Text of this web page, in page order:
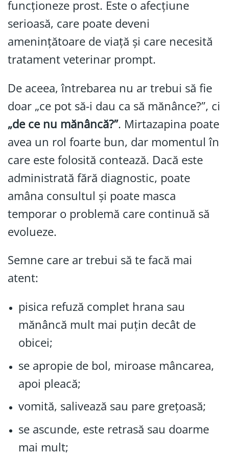
funcționeze prost. Este o afecțiune
serioasă, care poate deveni
amenințătoare de viață și care necesită
tratament veterinar prompt.
De aceea, întrebarea nu ar trebui să fie
doar „ce pot să-i dau ca să mănânce?”, ci
„de ce nu mănâncă?”. Mirtazapina poate
avea un rol foarte bun, dar momentul în
care este folosită contează. Dacă este
administrată fără diagnostic, poate
amâna consultul și poate masca
temporar o problemă care continuă să
evolueze.
Semne care ar trebui să te facă mai
atent:
pisica refuză complet hrana sau
mănâncă mult mai puțin decât de
obicei;
se apropie de bol, miroase mâncarea,
apoi pleacă;
vomită, salivează sau pare grețoasă;
se ascunde, este retrasă sau doarme
mai mult;